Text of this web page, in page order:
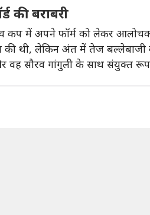
की बराबरी
कप में अपने फॉर्म को लेकर
थी, लेकिन अंत में तेज बल्लेबाजी
वह सौरव गांगुली के साथ संयुक्त